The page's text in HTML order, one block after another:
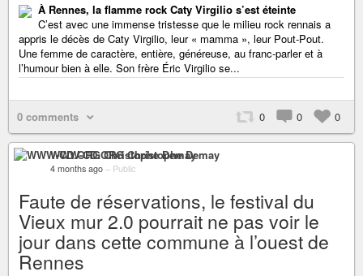
À Rennes, la flamme rock Caty Virgilio s’est éteinte
C’est avec une immense tristesse que le milieu rock rennais a
appris le décès de Caty Virgilio, leur « mamma », leur Pout-Pout.
Une femme de caractère, entière, généreuse, au franc-parler et à
l’humour bien à elle. Son frère Éric Virgilio se...
0 comments 0 0 0
WWW-CD.ORG Christophe Demay
4 months ago – Public
Faute de réservations, le festival du
Vieux mur 2.0 pourrait ne pas voir le
jour dans cette commune à l’ouest de
Rennes